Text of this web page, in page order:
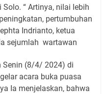
“ Artinya, nilai lebih
pertumbuhan
Indrianto, ketua
sejumlah wartawan
Senin (8/4/ 2024) di
acara buka puasa
Ia menjelaskan, bahwa